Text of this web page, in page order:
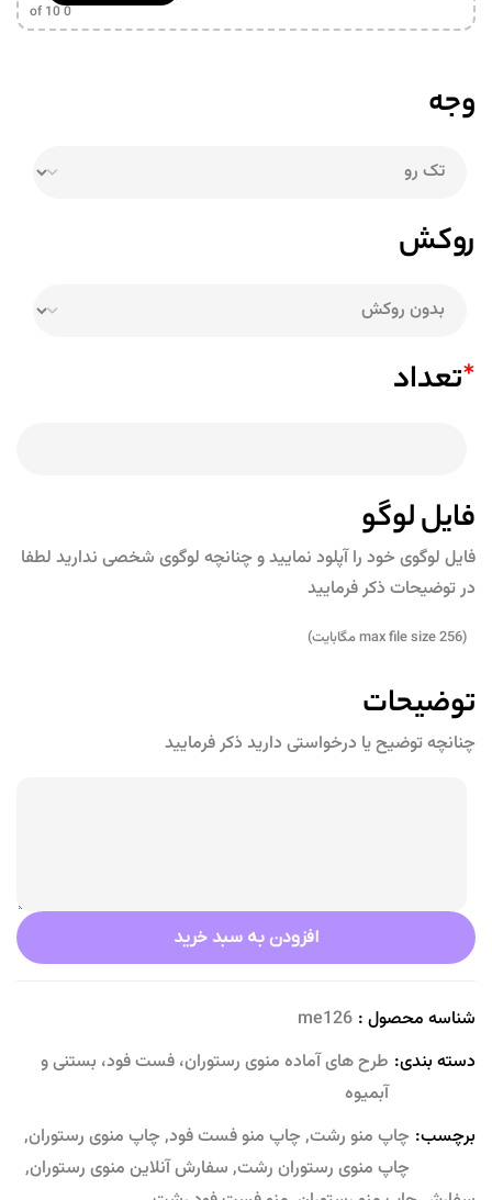
0
of 10
وجه
روکش
*تعداد
فایل لوگو
فایل لوگوی خود را آپلود نمایید و چنانچه لوگوی شخصی ندارید لطفا
در توضیحات ذکر فرمایید
(max file size 256 مگابایت)
توضیحات
چنانچه توضیح یا درخواستی دارید ذکر فرمایید
افزودن به سبد خرید
شناسه محصول : me126
دسته بندی: طرح های آماده منوی رستوران، فست فود، بستنی و
آبمیوه
برچسب: چاپ منو رشت,چاپ منو فست فود,چاپ منوی رستوران,
چاپ منوی رستوران رشت, سفارش آنلاین منوی رستوران,